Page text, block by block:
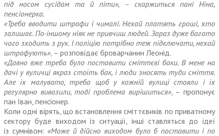
під носом сусідам та й піти», – скаржиться пані Ніна,
пенсіонерка.
«Треба вводити штрафи і чималі. Нехай платять гроші, хто
залишає. По-іншому ніяк не привчиш людей. Зараз дуже багато
чого зходить з рук. І поліцію потрібно теж підключати, нехай
штрафують», – розповідає броварчанин Леонід.
«Давно вже треба було поставити сміттєві баки. В мене на
дачі у вуличці якраз стоїть бак, і люди зносять туди сміття.
Але їх малувато, треба щоб у кожній вулиці стояли і їх
регулярно вивозили, тоді проблема вирішиться», – пропонує
пан Іван, пенсіонер.
Коли одні вірять, що встановлення сміттєвиків по приватному
сектору буде виходом із ситуації, інші ставляться до ідеї
із сумнівом: «Може й дійсно виходом було б поставити і по